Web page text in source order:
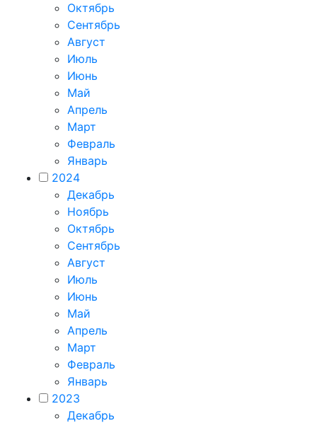
Октябрь
Сентябрь
Август
Июль
Июнь
Май
Апрель
Март
Февраль
Январь
2024
Декабрь
Ноябрь
Октябрь
Сентябрь
Август
Июль
Июнь
Май
Апрель
Март
Февраль
Январь
2023
Декабрь